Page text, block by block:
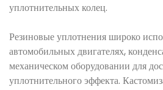
уплотнительных колец.
Резиновые уплотнения широко
автомобильных двигателях,
механическом оборудовании для
уплотнительного эффекта.